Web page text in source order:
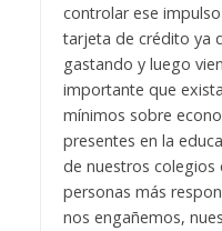
controlar ese
tarjeta de crédito ya
gastando y luego
importante que
mínimos sobre
presentes en la
de nuestros
personas más
nos engañemos,